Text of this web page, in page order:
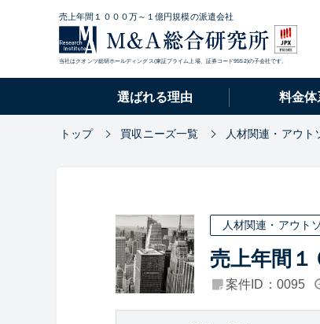
売上年間１０００万～１億円規模の派遣会社
当社はクオンツ総研ホールディングス(東証プライム上場、証券コード9552)の子会社です。
選ばれる理由 料金体
トップ 買収ニーズ一覧 人材関連・アウト
人材関連・アウト
売上年間１
案件ID：0095